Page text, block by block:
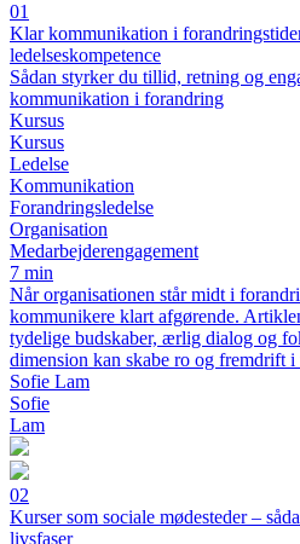
01
Klar kommunikation i
ledelseskompetence
Sådan styrker du tillid, retning og
kommunikation i forandring
Kursus
Kursus
Ledelse
Kommunikation
Forandringsledelse
Organisation
Medarbejderengagement
7 min
Når organisationen står midt i
kommunikere klart afgørende.
tydelige budskaber, ærlig dialog og
dimension kan skabe ro og fremdrift i
Sofie Lam
Sofie
Lam
02
Kurser som sociale mødesteder –
livsfaser